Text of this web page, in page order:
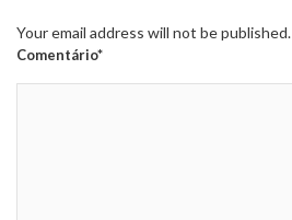
Your email address will not be published.
Comentário*